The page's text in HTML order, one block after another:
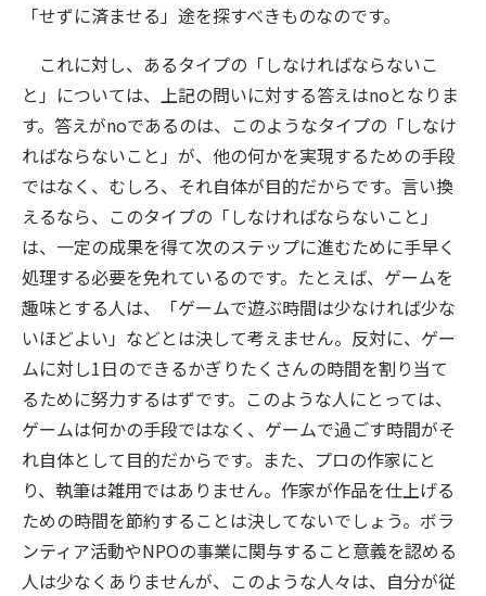
「せずに済ませる」途を探すべきものなのです。
これに対し、あるタイプの「しなければならないこ
と」については、上記の問いに対する答えはnoとなりま
す。答えがnoであるのは、このようなタイプの「しなけ
ればならないこと」が、他の何かを実現するための手段
ではなく、むしろ、それ自体が目的だからです。言い換
えるなら、このタイプの「しなければならないこと」
は、一定の成果を得て次のステップに進むために手早く
処理する必要を免れているのです。たとえば、ゲームを
趣味とする人は、「ゲームで遊ぶ時間は少なければ少な
いほどよい」などとは決して考えません。反対に、ゲー
ムに対し1日のできるかぎりたくさんの時間を割り当て
るために努力するはずです。このような人にとっては、
ゲームは何かの手段ではなく、ゲームで過ごす時間がそ
れ自体として目的だからです。また、プロの作家にと
り、執筆は雑用ではありません。作家が作品を仕上げる
ための時間を節約することは決してないでしょう。ボラ
ンティア活動やNPOの事業に関与すること意義を認める
人は少なくありませんが、このような人々は、自分が従